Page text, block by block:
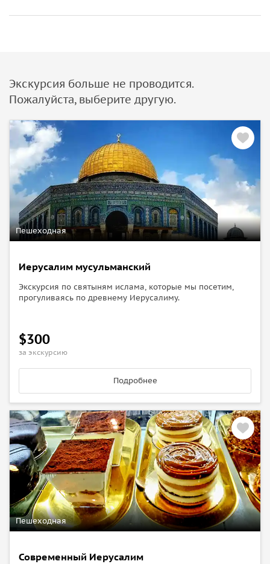
Экскурсия больше не проводится.
Пожалуйста, выберите другую.
Пешеходная
Иерусалим мусульманский
Экскурсия по святыням ислама, которые мы посетим,
прогуливаясь по древнему Иерусалиму.
$300
за экскурсию
Подробнее
Пешеходная
Современный Иерусалим